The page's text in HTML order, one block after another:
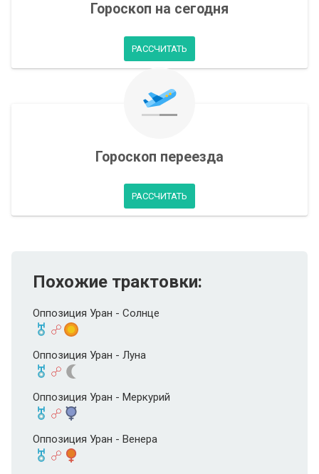
Гороскоп на сегодня
РАССЧИТАТЬ
Гороскоп переезда
РАССЧИТАТЬ
Похожие трактовки:
Оппозиция Уран - Солнце
Оппозиция Уран - Луна
Оппозиция Уран - Меркурий
Оппозиция Уран - Венера